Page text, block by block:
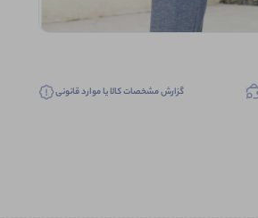
گزارش مشخصات کالا یا موارد قانونی